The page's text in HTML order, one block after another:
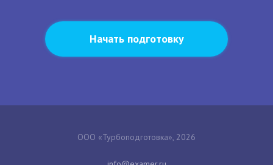
Начать подготовку
ООО «Турбоподготовка», 2026